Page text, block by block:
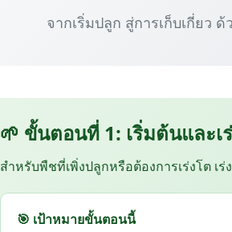
จากเริ่มปลูก สู่การเก็บเกี่ยว
🌱 ขั้นตอนที่ 1: เริ่มต้นและเ
สำหรับพืชที่เพิ่งปลูกหรือต้องการเร่งโต เร่ง
🎯 เป้าหมายขั้นตอนนี้